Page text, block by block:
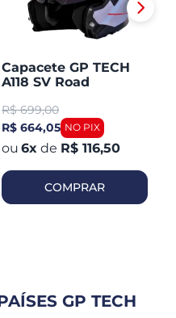
Capacete GP TECH
A118 SV Road
R$ 699,00
R$ 664,05
6x de R$ 116,50
COMPRAR
GP TECH